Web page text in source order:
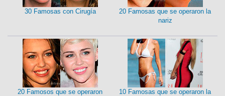
30 Famosas con Cirugía
20 Famosas que se operaron la
nariz
20 Famosos que se operaron
10 Famosas que se operaron la